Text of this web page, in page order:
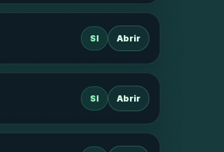
SI Abrir
SI Abrir